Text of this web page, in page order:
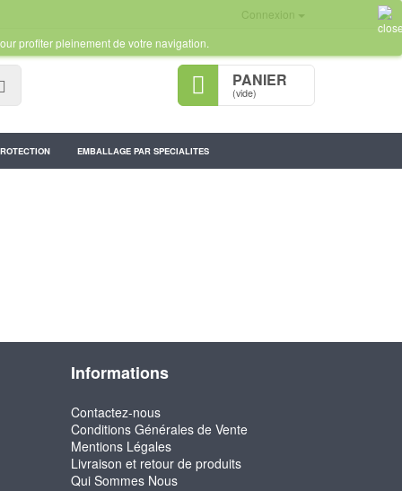
Connexion
PANIER
(vide)
EMBALLAGE PAR SPECIALITES
profiter pleinement de votre navigation.
Informations
Contactez-nous
Conditions Générales de Vente
Mentions Légales
Livraison et retour de produits
Qui Sommes Nous